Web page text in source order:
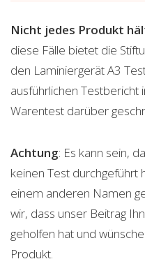
Nicht jedes Produkt
diese Fälle bietet die
den Laminiergerät A3
ausführlichen Testbericht
Warentest darüber
Achtung: Es kann sein,
keinen Test durchgeführt
einem anderen Namen
wir, dass unser Beitrag
geholfen hat und
Produkt.